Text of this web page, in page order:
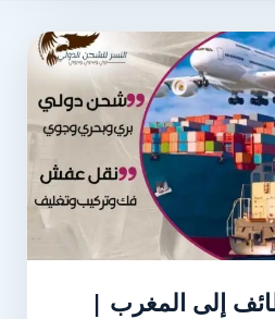
إلى المغرب |